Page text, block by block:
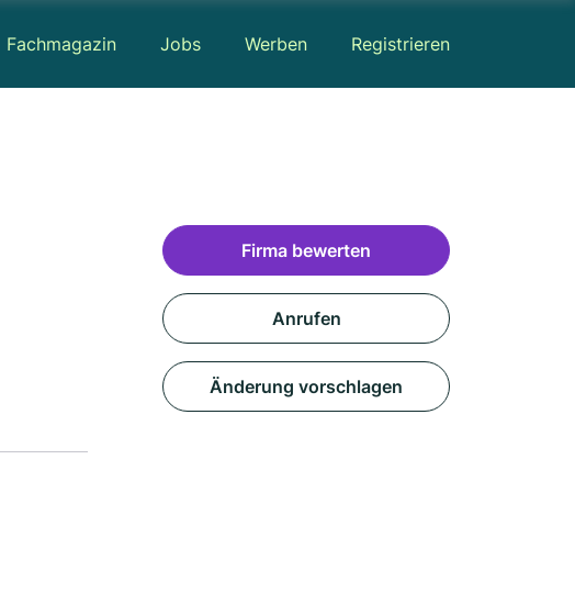
Fachmagazin Jobs Werben Registrieren
Firma bewerten
Anrufen
Änderung vorschlagen